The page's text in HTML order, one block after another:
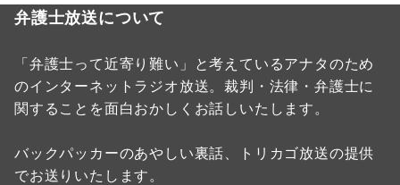
弁護士放送について
「弁護士って近寄り難い」と考えているアナタのため
のインターネットラジオ放送。裁判・法律・弁護士に
関することを面白おかしくお話しいたします。
バックパッカーのあやしい裏話、トリカゴ放送の提供
でお送りいたします。